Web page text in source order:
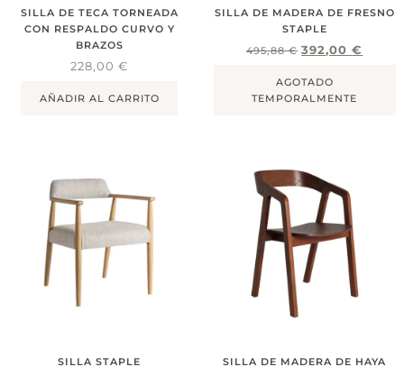
SILLA DE TECA TORNEADA
CON RESPALDO CURVO Y
BRAZOS
228,00€
AÑADIR AL CARRITO
SILLA DE MADERA DE FRESNO
STAPLE
495,88€ 392,00€
AGOTADO
TEMPORALMENTE
SILLA STAPLE SILLA DE MADERA DE HAYA